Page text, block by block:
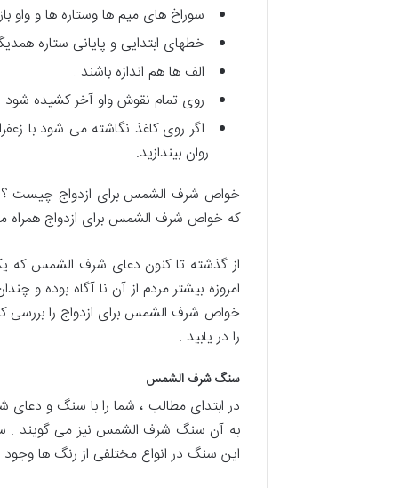
سوراخ های میم ها وستاره ها و واو
خطهای ابتدایی و پایانی ستاره
الف ها هم اندازه باشند .
روی تمام نقوش واو آخر کشیده شود
اگر روی کاغذ نگاشته می شود با
روان بیندازید.
خواص شرف الشمس برای ازدواج چیست ؟ در
که خواص شرف الشمس برای ازدواج همراه
از گذشته تا کنون دعای شرف الشمس که
امروزه بیشتر مردم از آن نا آگاه بوده و
خواص شرف الشمس برای ازدواج را بررسی
را در یابید .
سنگ شرف الشمس
در ابتدای مطالب ، شما را با سنگ و
به آن سنگ شرف الشمس نیز می گویند .
این سنگ در انواع مختلفی از رنگ ها